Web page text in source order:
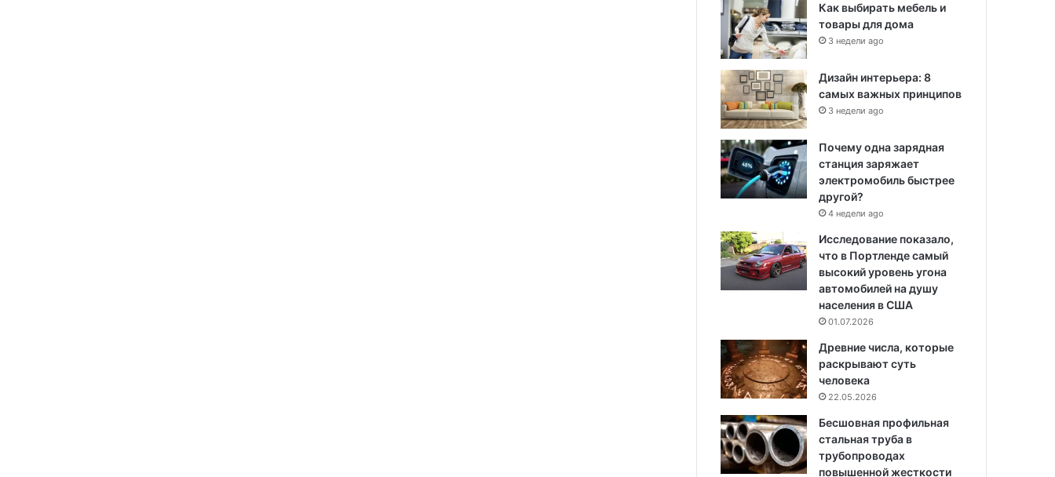
Как выбирать мебель и
товары для дома
3 недели ago
Дизайн интерьера: 8
самых важных принципов
3 недели ago
Почему одна зарядная
станция заряжает
электромобиль быстрее
другой?
4 недели ago
Исследование показало,
что в Портленде самый
высокий уровень угона
автомобилей на душу
населения в США
01.07.2026
Древние числа, которые
раскрывают суть
человека
22.05.2026
Бесшовная профильная
стальная труба в
трубопроводах
повышенной жесткости